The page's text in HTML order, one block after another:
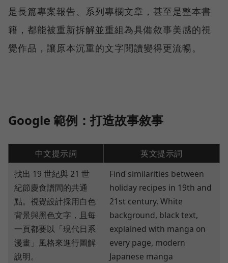
是長篇專案報告、系列專欄文章，甚至是整本書
籍，都能被重新拆解並重組為具備敘事美感的視
覺作品，讓原本沉重的文字閱讀變得更流暢。
Google 範例：打造故事敘事
中文提示詞
英文提示詞
找出 19 世紀與 21 世
紀節慶食譜間的共通
點。視覺設計採用白色
背景與黑色文字，且每
一頁都要以「現代日系
漫畫」風格來進行圖解
說明。
Find similarities between
holiday recipes in 19th and
21st century. White
background, black text,
explained with manga on
every page, modern
Japanese manga